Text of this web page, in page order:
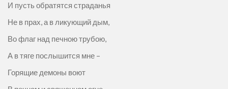
И пусть обратятся страданья
Не в прах, а в ликующий дым,
Во флаг над печною трубою,
А в тяге послышится мне –
Горящие демоны воют